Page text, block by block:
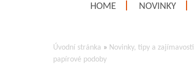
HOME NOVINKY
Úvodní stránka » Novinky, tipy a zajímavosti
papírové podoby